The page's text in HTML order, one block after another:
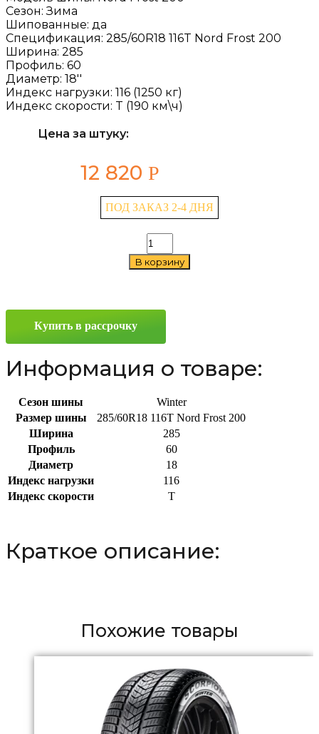
Сезон:Зима
Шипованные: да
Спецификация: 285/60R18 116T Nord Frost 200
Ширина: 285
Профиль: 60
Диаметр: 18''
Индекс нагрузки: 116 (1250 кг)
Индекс скорости: T (190 км\ч)
Цена за штуку:
12 820 Р
ПОД ЗАКАЗ 2-4 ДНЯ
Количество
товара
Gislaved
285/60
116T
В корзину
Купить в рассрочку
Информация о товаре:
Сезон шины
Winter
Размер шины
285/60R18 116T Nord Frost 200
Ширина
285
Профиль
60
Диаметр
18
Индекс нагрузки
116
Индекс скорости
T
Краткое описание:
Похожие товары